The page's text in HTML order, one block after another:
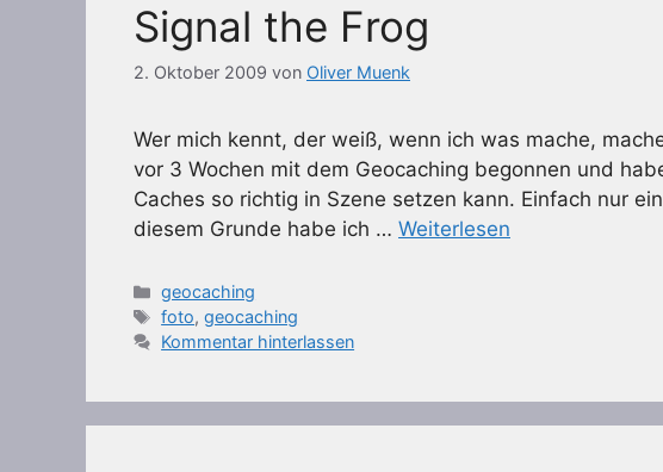
Signal the Frog
2. Oktober 2009 von Oliver Muenk
Wer mich kennt, der weiß, wenn ich was mache,
vor 3 Wochen mit dem Geocaching begonnen und
Caches so richtig in Szene setzen kann. Einfach nur
diesem Grunde habe ich … Weiterlesen
Kategorien
geocaching
Schlagwörter
foto,geocaching
Kommentar hinterlassen